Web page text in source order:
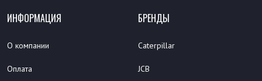
ИНФОРМАЦИЯ
О компании
Оплата
БРЕНДЫ
Caterpillar
JCB